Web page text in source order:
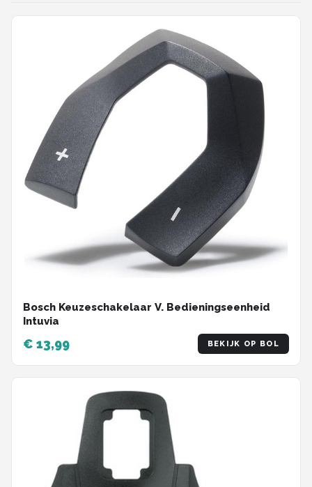
Bosch Keuzeschakelaar V. Bedieningseenheid
Intuvia
€ 13,99 BEKIJK OP BOL